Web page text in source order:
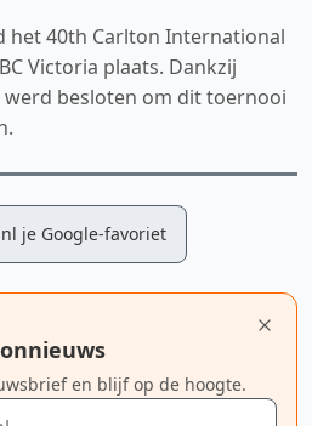
het 40th Carlton International
Victoria plaats. Dankzij
besloten om dit toernooi
je Google-favoriet
en blijf op de hoogte.